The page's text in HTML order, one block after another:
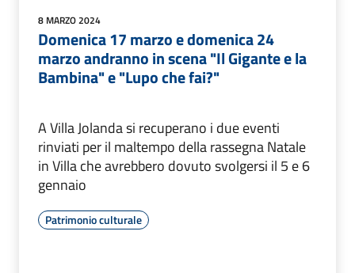
8 MARZO 2024
Domenica 17 marzo e domenica 24
marzo andranno in scena "Il Gigante e la
Bambina" e "Lupo che fai?"
A Villa Jolanda si recuperano i due eventi
rinviati per il maltempo della rassegna Natale
in Villa che avrebbero dovuto svolgersi il 5 e 6
gennaio
Patrimonio culturale